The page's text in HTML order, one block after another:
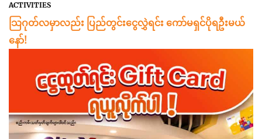
ACTIVITIES
သြဂုတ်လမှာလည်း ပြည်တွင်းငွေလွှဲရင်း ကော်မရှင်ပိုရဦးမယ်
နော်!